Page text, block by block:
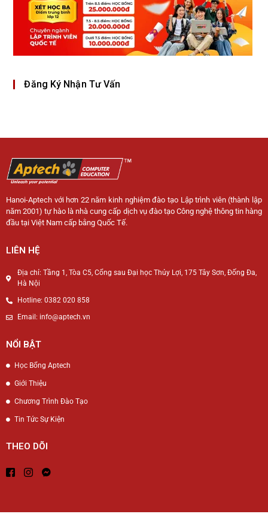
Đăng Ký Nhận Tư Vấn
Hanoi-Aptech với hơn 22 năm kinh nghiệm đào tạo Lập trình viên (thành lập
năm 2001) tự hào là nhà cung cấp dịch vụ đào tạo Công nghệ thông tin hàng
đầu tại Việt Nam cấp bằng Quốc Tế.
LIÊN HỆ
Địa chỉ: Tầng 1, Tòa C5, Cổng sau Đại học Thủy Lợi, 175 Tây Sơn, Đống Đa,
Hà Nội
Hotline: 0382 020 858
Email: info@aptech.vn
NỔI BẬT
Học Bổng Aptech
Giới Thiệu
Chương Trình Đào Tạo
Tin Tức Sự Kiện
THEO DÕI